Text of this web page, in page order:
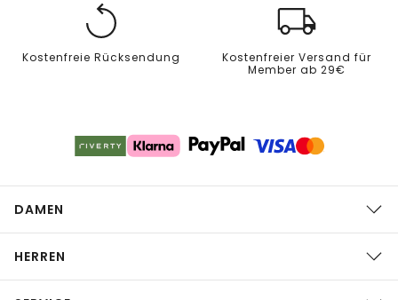
Kostenfreie Rücksendung
Kostenfreier Versand für
Member ab 29€
DAMEN
HERREN